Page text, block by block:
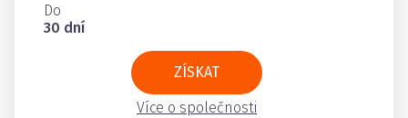
Do
30 dní
ZÍSKAT
Více o společnosti